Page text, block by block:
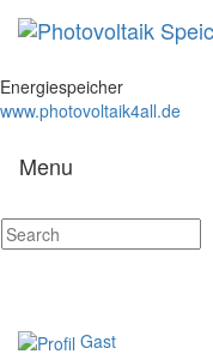
Energiespeicher
www.photovoltaik4all.de
Menu
Gast